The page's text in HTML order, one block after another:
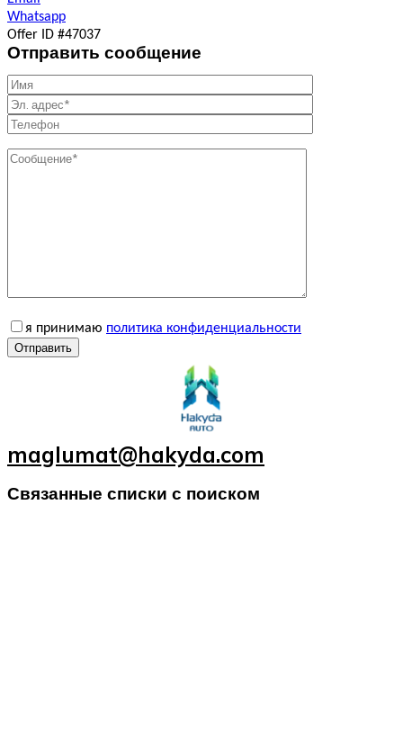
Whatsapp
Offer ID #47037
Отправить сообщение
я принимаю политика конфиденциальности
Отправить
maglumat@hakyda.com
Связанные списки с поиском